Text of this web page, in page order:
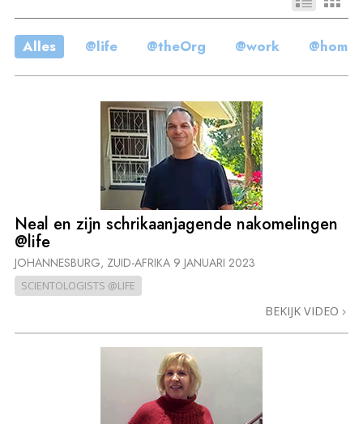
Alles @life @theOrg @work @home
Neal en zijn schrikaanjagende nakomelingen
@life
JOHANNESBURG, ZUID-AFRIKA 9 JANUARI 2023
SCIENTOLOGISTS @LIFE
BEKIJK VIDEO